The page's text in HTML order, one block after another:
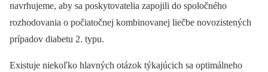
navrhujeme, aby sa poskytovatelia zapojili do spoločného
rozhodovania o počiatočnej kombinovanej liečbe novozistených
prípadov diabetu 2. typu.
Existuje niekoľko hlavných otázok týkajúcich sa optimálneho